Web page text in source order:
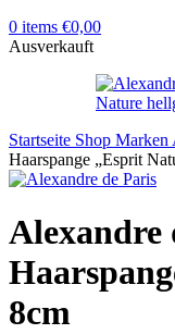
0 items €0,00
Ausverkauft
Startseite Shop Marken
Haarspange „Esprit
Alexandre
8cm